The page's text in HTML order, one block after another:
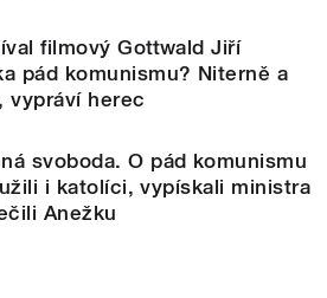
filmový Gottwald Jiří
pád komunismu? Niterně a
vypráví herec
svoboda. O pád komunismu
i katolíci, vypískali ministra
Anežku